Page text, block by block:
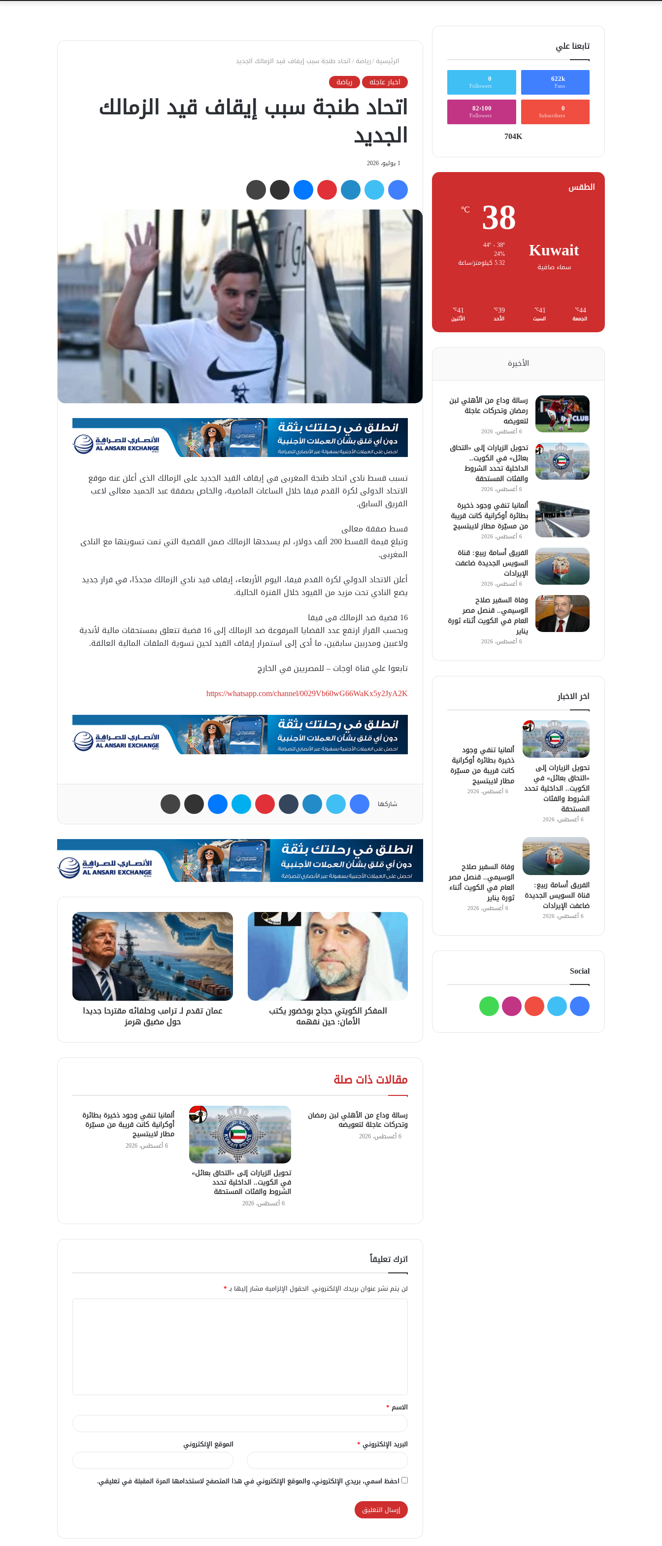
الرئيسية/رياضة/اتحاد طنجة سبب إيقاف قيد الزمالك الجديد
اخبار عاجله رياضة
اتحاد طنجة سبب إيقاف قيد الزمالك
الجديد
1 يوليو، 2026
فيسبوك تويتر لينكدإن بينتيريست ماسنجر مشاركة عبر البريد
تسبب قسط نادى اتحاد طنجة المغربى في إيقاف القيد الجديد على الزمالك الذى أعلن عنه موقع
الاتحاد الدولى لكرة القدم فيفا خلال الساعات الماضية، والخاص بصفقة عبد الحميد معالى لاعب
الفريق السابق.
قسط صفقة معالى
وتبلغ قيمة القسط 200 ألف دولار، لم يسددها الزمالك ضمن القضية التي تمت تسويتها مع النادى
المغربى.
أعلن الاتحاد الدولي لكرة القدم فيفا، اليوم الأربعاء، إيقاف قيد نادي الزمالك مجددًا، في قرار جديد
يضع النادي تحت مزيد من القيود خلال الفترة الحالية.
16 قضية ضد الزمالك فى فيفا
وبحسب القرار ارتفع عدد القضايا المرفوعة ضد الزمالك إلى 16 قضية تتعلق بمستحقات مالية لأندية
ولاعبين ومدربين سابقين، ما أدى إلى استمرار إيقاف القيد لحين تسوية الملفات المالية العالقة.
تابعوا علي قناة اوجات – للمصريين في الخارج
https://whatsapp.com/channel/0029Vb60wG66WaKx5y2JyA2K
شاركها
فيسبوك تويتر لينكدإن بينتيريست سكايب ماسنجر مشاركة عبر البريد
المفكر الكويتي حجاج بوخضور يكتب
الأمان: حين نفهمه
عمان تقدم لـ ترامب وحلفائه مقترحا جديدا
حول مضيق هرمز
مقالات ذات صلة
رسالة وداع من الأهلي لبن رمضان
وتحركات عاجلة لتعويضه
6 أغسطس، 2026
تحويل الزيارات إلى «التحاق بعائل»
في الكويت.. الداخلية تحدد
الشروط والفئات المستحقة
6 أغسطس، 2026
ألمانيا تنفي وجود ذخيرة بطائرة
أوكرانية كانت قريبة من مسيّرة
مطار لايبتسيج
6 أغسطس، 2026
اترك تعليقاً
لن يتم نشر عنوان بريدك الإلكتروني. الحقول الإلزامية مشار إليها بـ*
ق
*
الاسم *
البريد الإلكتروني * الموقع الإلكتروني
احفظ اسمي، بريدي الإلكتروني، والموقع الإلكتروني في هذا المتصفح لاستخدامها المرة المقبلة في تعليقي.
تابعنا علي
622k
Fans
0
Followers
0
Subscribers
82٬100
Followers
704K
الطقس
Kuwait
سماء صافية
38
℃
44º - 38º
24%
5.32 كيلومتر/ساعة
44
℃
الجمعة
41
℃
السبت
39
℃
الأحد
41
℃
الأثنين
الأخيرة
رسالة وداع من الأهلي لبن
رمضان وتحركات عاجلة
لتعويضه
6 أغسطس، 2026
تحويل الزيارات إلى «التحاق
بعائل» في الكويت..
الداخلية تحدد الشروط
والفئات المستحقة
6 أغسطس، 2026
ألمانيا تنفي وجود ذخيرة
بطائرة أوكرانية كانت قريبة
من مسيّرة مطار لايبتسيج
6 أغسطس، 2026
الفريق أسامة ربيع: قناة
السويس الجديدة ضاعفت
الإيرادات
6 أغسطس، 2026
وفاة السفير صلاح
الوسيمي.. قنصل مصر
العام في الكويت أثناء ثورة
يناير
6 أغسطس، 2026
اخر الاخبار
تحويل الزيارات إلى
«التحاق بعائل» في
الكويت.. الداخلية تحدد
الشروط والفئات
المستحقة
6 أغسطس، 2026
ألمانيا تنفي وجود
ذخيرة بطائرة أوكرانية
كانت قريبة من مسيّرة
مطار لايبتسيج
6 أغسطس، 2026
الفريق أسامة ربيع:
قناة السويس الجديدة
ضاعفت الإيرادات
6 أغسطس، 2026
وفاة السفير صلاح
الوسيمي.. قنصل مصر
العام في الكويت أثناء
ثورة يناير
6 أغسطس، 2026
Social
فيسبوك
تويتر يوتيوبانستقرامواتساب